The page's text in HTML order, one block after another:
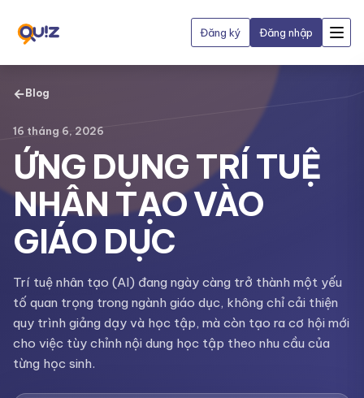
Đăng ký Đăng nhập
← Blog
16 tháng 6, 2026
ỨNG DỤNG TRÍ TUỆ
NHÂN TẠO VÀO
GIÁO DỤC
Trí tuệ nhân tạo (AI) đang ngày càng trở thành một yếu
tố quan trọng trong ngành giáo dục, không chỉ cải thiện
quy trình giảng dạy và học tập, mà còn tạo ra cơ hội mới
cho việc tùy chỉnh nội dung học tập theo nhu cầu của
từng học sinh.